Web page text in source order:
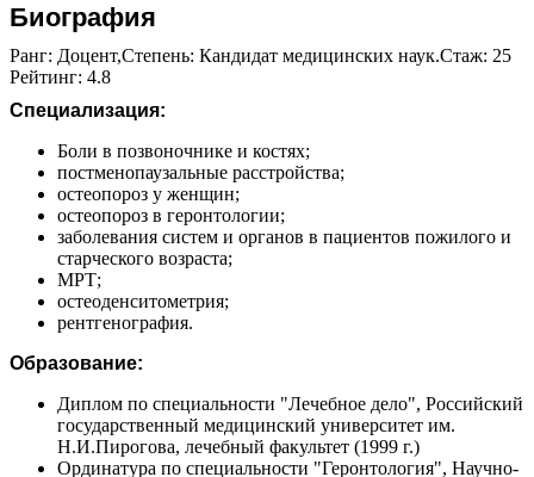
Биография
Ранг: Доцент,Степень: Кандидат медицинских наук.Стаж: 25
Рейтинг: 4.8
Специализация:
Боли в позвоночнике и костях;
постменопаузальные расстройства;
остеопороз у женщин;
остеопороз в геронтологии;
заболевания систем и органов в пациентов пожилого и
старческого возраста;
МРТ;
остеоденситометрия;
рентгенография.
Образование:
Диплом по специальности "Лечебное дело", Российский
государственный медицинский университет им.
Н.И.Пирогова, лечебный факультет (1999 г.)
Ординатура по специальности "Геронтология", Научно-